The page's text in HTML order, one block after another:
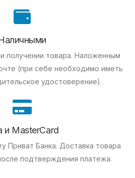
получении товара. Наложенным
(при себе необходимо иметь
удостоверение).
и MasterCard
Приват Банка. Доставка товара
подтверждения платежа.